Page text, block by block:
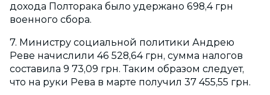
дохода Полторака было удержано 698,4 грн
военного сбора.
7. Министру социальной политики Андрею
Реве начислили 46 528,64 грн, сумма налогов
составила 9 73,09 грн. Таким образом следует,
что на руки Рева в марте получил 37 455,55 грн.